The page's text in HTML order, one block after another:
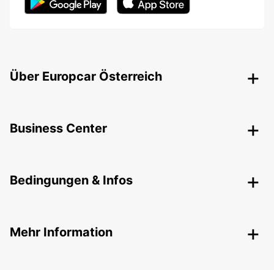
Über Europcar Österreich
Business Center
Bedingungen & Infos
Mehr Information